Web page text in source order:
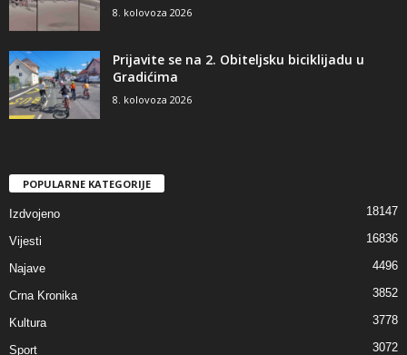
8. kolovoza 2026
Prijavite se na 2. Obiteljsku biciklijadu u
Gradićima
8. kolovoza 2026
POPULARNE KATEGORIJE
Izdvojeno 18147
Vijesti 16836
Najave 4496
Crna Kronika 3852
Kultura 3778
Sport 3072